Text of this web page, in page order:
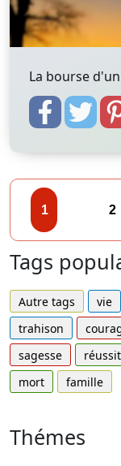
La bourse
1 2
Tags
Autre tags vie
trahison
sagesse
mort
famille
Thémes